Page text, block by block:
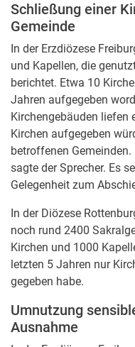
Schließung einer
Gemeinde
In der Erzdiözese
und Kapellen, die
berichtet. Etwa 10
Jahren aufgegeben
Kirchengebäuden liefen
Kirchen aufgegeben
betroffenen
sagte der Sprecher. Es
Gelegenheit zum
In der Diözese
noch rund 2400
Kirchen und 1000
letzten 5 Jahren nur
gegeben habe.
Umnutzung
Ausnahme